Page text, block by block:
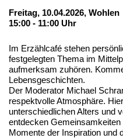
Freitag, 10.04.2026, Wohlen
15:00 - 11:00 Uhr
Im Erzählcafé stehen
festgelegten Thema im
aufmerksam zuhören.
Lebensgeschichten.
Der Moderator Michael
respektvolle Atmosphäre.
unterschiedlichen Alters und
entdecken
Momente der Inspiration und